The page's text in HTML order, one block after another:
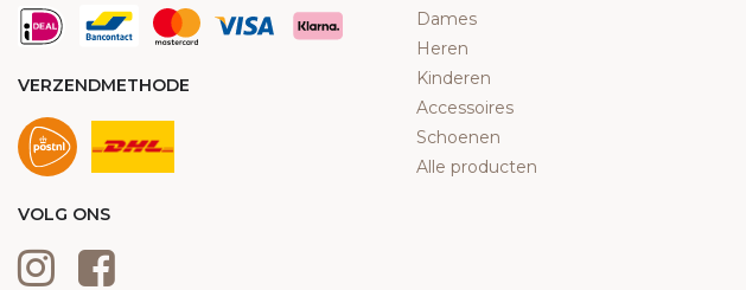
VERZENDMETHODE
VOLG ONS
Dames
Heren
Kinderen
Accessoires
Schoenen
Alle producten